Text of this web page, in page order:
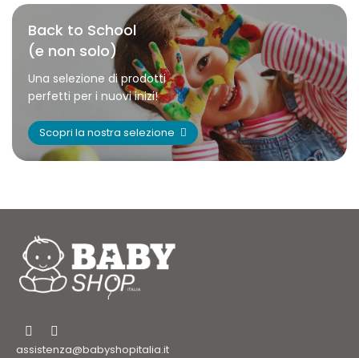
Back to School
(e non solo)
Una selezione di prodotti
perfetti per i nuovi inizi!
Scopri la nostra selezione
assistenza@babyshopitalia.it